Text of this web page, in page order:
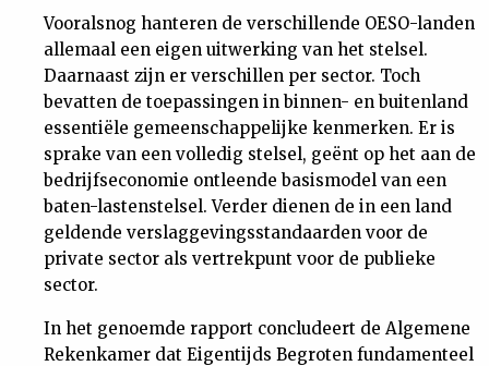
Vooralsnog hanteren de verschillende OESO-landen
allemaal een eigen uitwerking van het stelsel.
Daarnaast zijn er verschillen per sector. Toch
bevatten de toepassingen in binnen- en buitenland
essentiële gemeenschappelijke kenmerken. Er is
sprake van een volledig stelsel, geënt op het aan de
bedrijfseconomie ontleende basismodel van een
baten-lastenstelsel. Verder dienen de in een land
geldende verslaggevingsstandaarden voor de
private sector als vertrekpunt voor de publieke
sector.
In het genoemde rapport concludeert de Algemene
Rekenkamer dat Eigentijds Begroten fundamenteel